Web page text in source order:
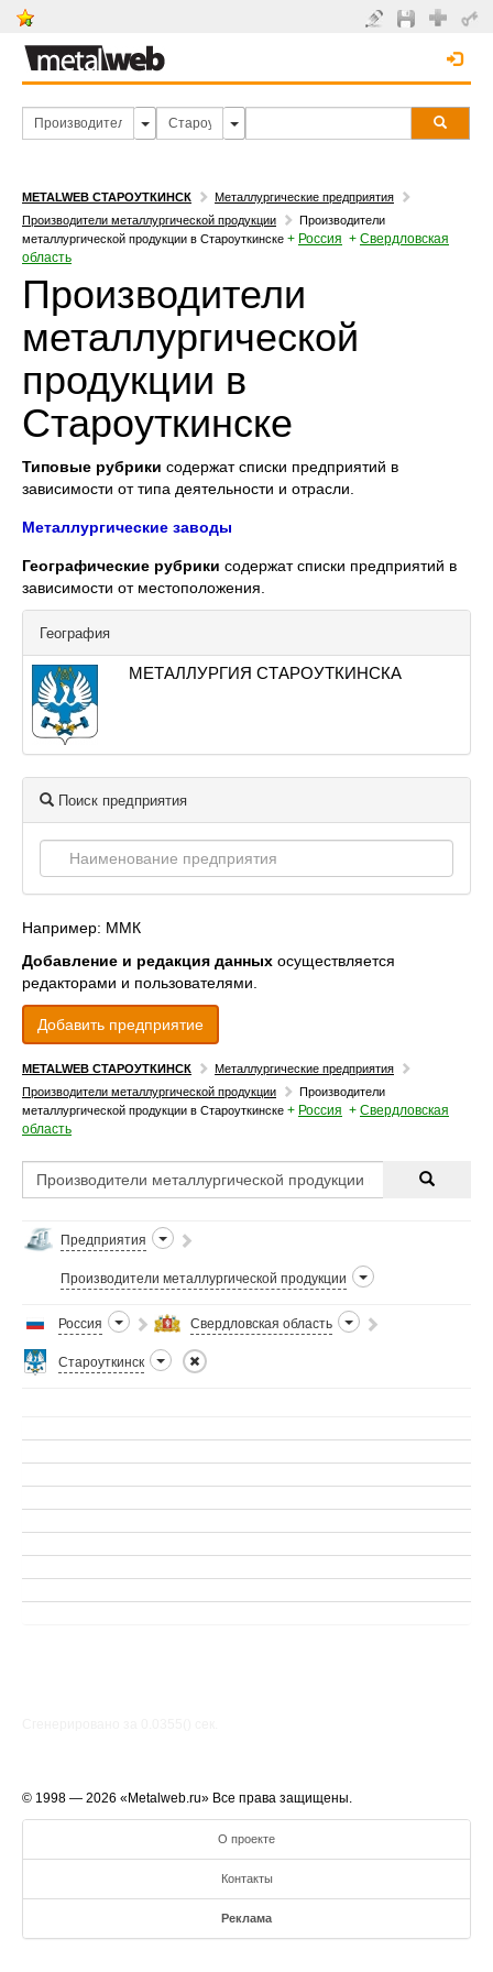
METALWEB СТАРОУТКИНСК
Металлургические предприятия
Производители металлургической продукции
Производители
металлургической продукции в Староуткинске + Россия + Свердловская
область
Производители
металлургической
продукции в
Староуткинске
Типовые рубрики содержат списки предприятий в
зависимости от типа деятельности и отрасли.
Металлургические заводы
Географические рубрики содержат списки предприятий в
зависимости от местоположения.
География
МЕТАЛЛУРГИЯ СТАРОУТКИНСКА
Поиск предприятия
Например: ММК
Добавление и редакция данных осуществляется
редакторами и пользователями.
Добавить предприятие
METALWEB СТАРОУТКИНСК
Металлургические предприятия
Производители металлургической продукции
Производители
металлургической продукции в Староуткинске + Россия + Свердловская
область
Предприятия
Производители металлургической продукции
Россия Свердловская область
Староуткинск
© 1998 — 2026 «Metalweb.ru» Все права защищены.
О проекте
Контакты
Реклама